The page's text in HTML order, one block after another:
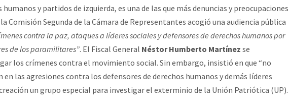
y partidos de izquierda, es una de las que más denuncias y preocupaciones
Comisión Segunda de la Cámara de Representantes acogió una audiencia pública
contra la paz, ataques a líderes sociales y defensores de derechos humanos por
de los paramilitares”. El Fiscal General Néstor Humberto Martínez se
los crímenes contra el movimiento social. Sin embargo, insistió en que “no
las agresiones contra los defensores de derechos humanos y demás líderes
un grupo especial para investigar el exterminio de la Unión Patriótica (UP).